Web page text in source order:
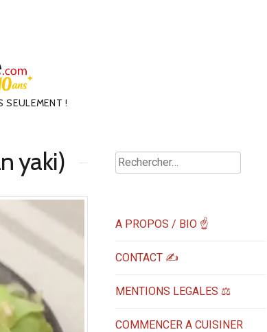
SEULEMENT !
yaki) Rechercher :
A PROPOS / BIO ☝
CONTACT ✍️
MENTIONS LEGALES ⚖️
COMMENCER A CUISINER